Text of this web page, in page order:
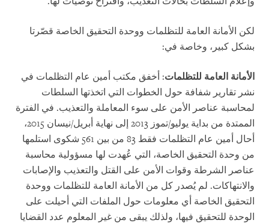
لكن الأمانة العامة للتظلمات ووحدة التحقيق الخاصة قصّرتا
بشكل كبير، وخاصة في:
الأمانة العامة للتظلمات: أخفق مكتب أمين عام التظلمات في
نشر تقارير شفافة حول الخطوات التي اتخذتها السلطات
لمحاسبة عناصر الأمن على سوء المعاملة والتعذيب. في الفترة
الممتدة من بداية يوليو/تموز 2013 إلى نهاية أبريل/نيسان 2015،
أحال أمين عام التظلمات فقط 83 من بين 561 شكوى استلمها
من وحدة التحقيق الخاصة، التي عُهدت لها مسؤولية محاسبة
عناصر الشرطة وقوات الأمن على القتل والتعذيب والإصابات
والانتهاكات. لم يُصدر كل من الأمانة العامة للتظلمات ووحدة
التحقيق الخاصة أي معلومات حول الملفات التي أحيلت على
الوحدة للتحقيق فيها، ولذلك يبقى من غير المعلوم عدد القضايا